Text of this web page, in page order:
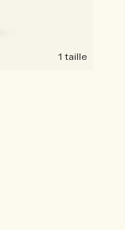
1 taille